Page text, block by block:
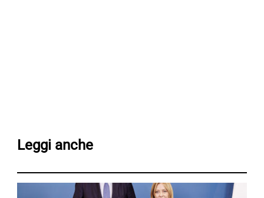
Leggi anche